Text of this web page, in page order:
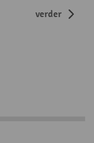
verder